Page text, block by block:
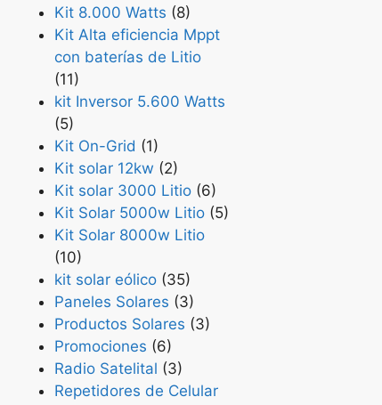
Kit 8.000 Watts (8)
Kit Alta eficiencia Mppt
con baterías de Litio
(11)
kit Inversor 5.600 Watts
(5)
Kit On-Grid (1)
Kit solar 12kw (2)
Kit solar 3000 Litio (6)
Kit Solar 5000w Litio (5)
Kit Solar 8000w Litio
(10)
kit solar eólico (35)
Paneles Solares (3)
Productos Solares (3)
Promociones (6)
Radio Satelital (3)
Repetidores de Celular